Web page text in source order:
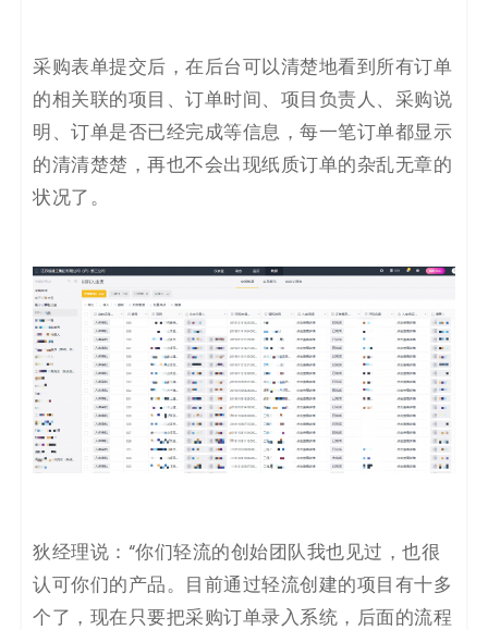
采购表单提交后，在后台可以清楚地看到所有订单
的相关联的项目、订单时间、项目负责人、采购说
明、订单是否已经完成等信息，每一笔订单都显示
的清清楚楚，再也不会出现纸质订单的杂乱无章的
状况了。
狄经理说：“你们轻流的创始团队我也见过，也很
认可你们的产品。目前通过轻流创建的项目有十多
个了，现在只要把采购订单录入系统，后面的流程